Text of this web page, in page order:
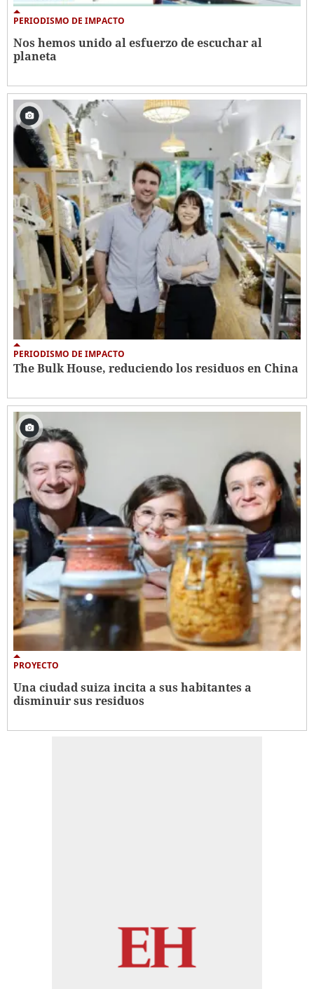
PERIODISMO DE IMPACTO
Nos hemos unido al esfuerzo de escuchar al
planeta
PERIODISMO DE IMPACTO
The Bulk House, reduciendo los residuos en China
PROYECTO
Una ciudad suiza incita a sus habitantes a
disminuir sus residuos